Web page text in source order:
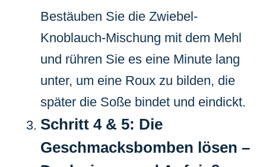
Bestäuben Sie die Zwiebel-
Knoblauch-Mischung mit dem Mehl
und rühren Sie es eine Minute lang
unter, um eine Roux zu bilden, die
später die Soße bindet und eindickt.
Schritt 4 & 5: Die
Geschmacksbomben lösen –